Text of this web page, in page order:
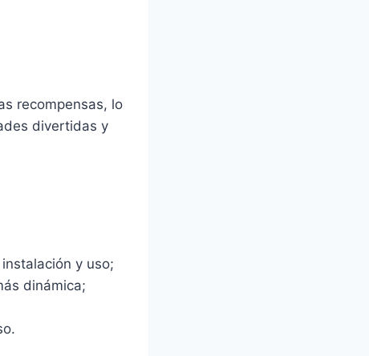
recompensas, lo
divertidas y
y uso;
dinámica;